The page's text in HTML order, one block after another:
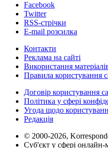
Facebook
Twitter
RSS-стрічки
E-mail розсилка
Контакти
Реклама на сайті
Використання
Правила користування
Договір користування
Політика у сфері
Угода щодо
Редакція
© 2000-2026,
Суб'єкт у сфері онлайн-